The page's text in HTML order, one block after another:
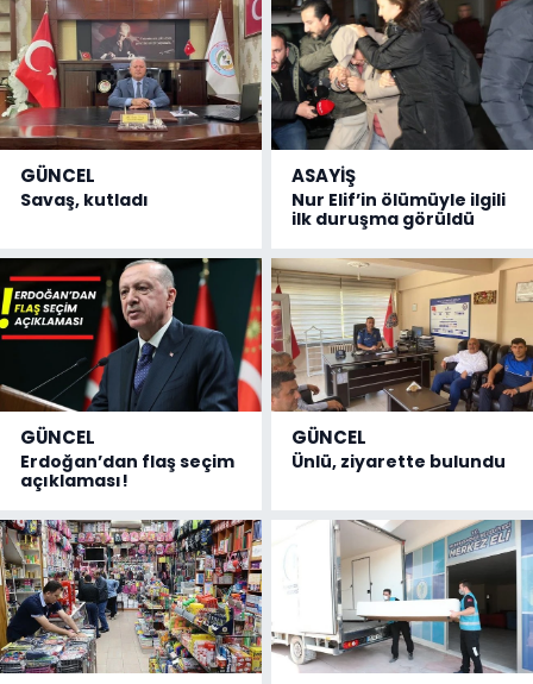
GÜNCEL
Savaş, kutladı
ASAYİŞ
Nur Elif’in ölümüyle ilgili
ilk duruşma görüldü
GÜNCEL
Erdoğan’dan flaş seçim
açıklaması!
GÜNCEL
Ünlü, ziyarette bulundu